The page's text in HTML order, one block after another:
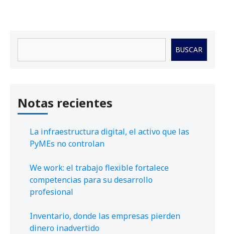
BUSCAR
Notas recientes
La infraestructura digital, el activo que las
PyMEs no controlan
We work: el trabajo flexible fortalece
competencias para su desarrollo
profesional
Inventario, donde las empresas pierden
dinero inadvertido